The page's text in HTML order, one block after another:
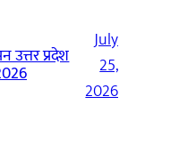
प्रदेश
July
25,
2026